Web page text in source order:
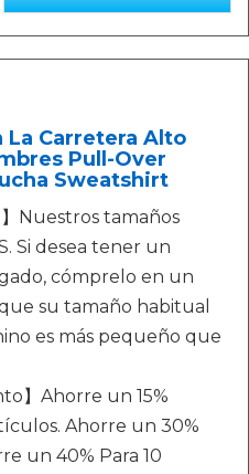
La Carretera Alto
Pull-Over
Sweatshirt
Nuestros tamaños
Si desea tener un
cómprelo en un
su tamaño habitual
es más pequeño que
】Ahorre un 15%
Ahorre un 30%
un 40% Para 10